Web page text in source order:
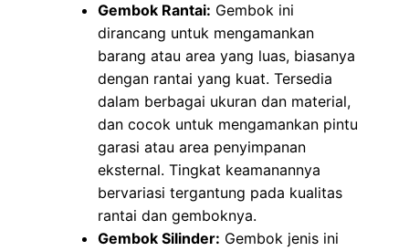
Gembok Rantai: Gembok ini
dirancang untuk mengamankan
barang atau area yang luas, biasanya
dengan rantai yang kuat. Tersedia
dalam berbagai ukuran dan material,
dan cocok untuk mengamankan pintu
garasi atau area penyimpanan
eksternal. Tingkat keamanannya
bervariasi tergantung pada kualitas
rantai dan gemboknya.
Gembok Silinder: Gembok jenis ini